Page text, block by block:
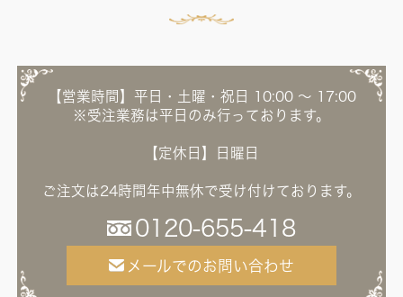
【営業時間】平日・土曜・祝日 10:00 ～ 17:00
※受注業務は平日のみ行っております。
【定休日】日曜日
ご注文は24時間年中無休で受け付けております。
0120-655-418
メールでのお問い合わせ